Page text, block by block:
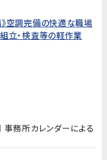
空調完備の快適な職場
立・検査等の軽作業
務所カレンダーによる